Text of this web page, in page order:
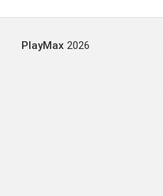
PlayMax 2026